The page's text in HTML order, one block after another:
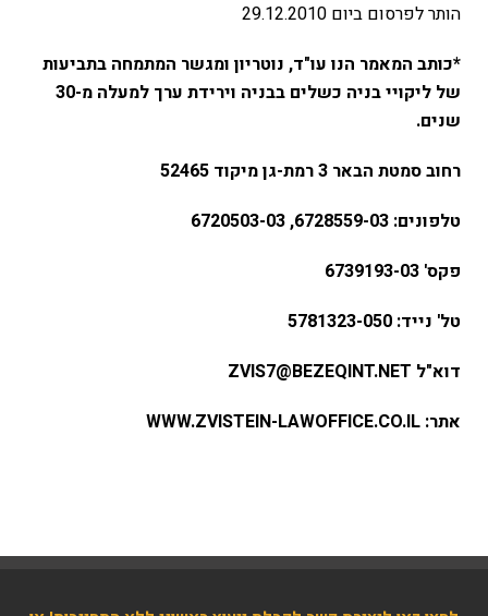
הותר לפרסום ביום 29.12.2010
*כותב המאמר הנו עו"ד, נוטריון ומגשר המתמחה בתביעות
של ליקויי בניה כשלים בבניה וירידת ערך למעלה מ-30
שנים.
רחוב סמטת הבאר 3 רמת-גן מיקוד 52465
טלפונים: 6728559-03, 6720503-03
פקס' 6739193-03
טל' נייד: 5781323-050
דוא"ל ZVIS7@BEZEQINT.NET
אתר: WWW.ZVISTEIN-LAWOFFICE.CO.IL